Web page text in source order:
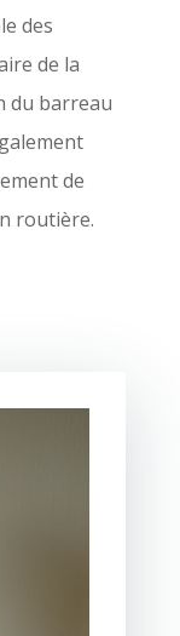
des
de la
du barreau
de
routière.